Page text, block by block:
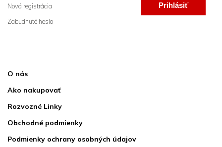
Prihlásiť
Nová registrácia
Zabudnuté heslo
O nás
Ako nakupovať
Rozvozné Linky
Obchodné podmienky
Podmienky ochrany osobných údajov